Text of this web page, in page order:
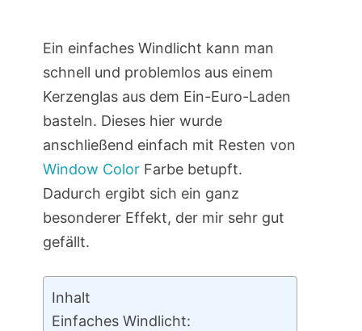
Ein einfaches Windlicht kann man
schnell und problemlos aus einem
Kerzenglas aus dem Ein-Euro-Laden
basteln. Dieses hier wurde
anschließend einfach mit Resten von
Window ColorFarbe betupft.
Dadurch ergibt sich ein ganz
besonderer Effekt, der mir sehr gut
gefällt.
Inhalt
Einfaches Windlicht: